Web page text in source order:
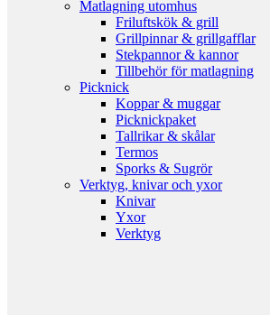
Matlagning utomhus
Friluftskök & grill
Grillpinnar & grillgafflar
Stekpannor & kannor
Tillbehör för matlagning
Picknick
Koppar & muggar
Picknickpaket
Tallrikar & skålar
Termos
Sporks & Sugrör
Verktyg, knivar och yxor
Knivar
Yxor
Verktyg